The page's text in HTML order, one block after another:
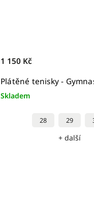
Plátěné tenisky -
Skladem
1 150 Kč
28 29
+ další